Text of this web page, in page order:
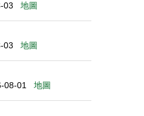
03 地圖
03 地圖
08-01 地圖